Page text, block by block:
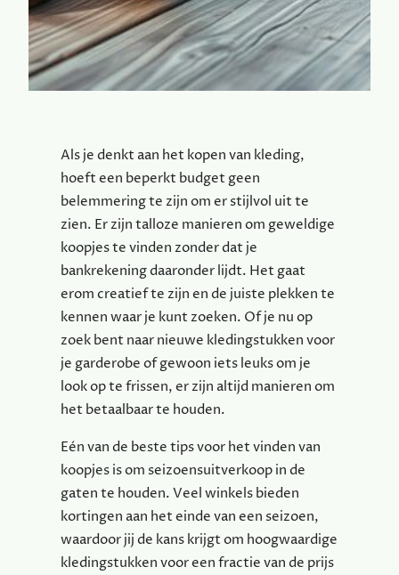
Als je denkt aan het kopen van kleding,
hoeft een beperkt budget geen
belemmering te zijn om er stijlvol uit te
zien. Er zijn talloze manieren om geweldige
koopjes te vinden zonder dat je
bankrekening daaronder lijdt. Het gaat
erom creatief te zijn en de juiste plekken te
kennen waar je kunt zoeken. Of je nu op
zoek bent naar nieuwe kledingstukken voor
je garderobe of gewoon iets leuks om je
look op te frissen, er zijn altijd manieren om
het betaalbaar te houden.
Eén van de beste tips voor het vinden van
koopjes is om seizoensuitverkoop in de
gaten te houden. Veel winkels bieden
kortingen aan het einde van een seizoen,
waardoor jij de kans krijgt om hoogwaardige
kledingstukken voor een fractie van de prijs